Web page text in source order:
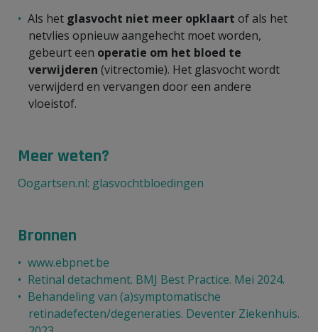
Als het glasvocht niet meer opklaart of als het
netvlies opnieuw aangehecht moet worden,
gebeurt een operatie om het bloed te
verwijderen (vitrectomie). Het glasvocht wordt
verwijderd en vervangen door een andere
vloeistof.
Meer weten?
Oogartsen.nl: glasvochtbloedingen
Bronnen
www.ebpnet.be
Retinal detachment. BMJ Best Practice. Mei 2024.
Behandeling van (a)symptomatische
retinadefecten/degeneraties. Deventer Ziekenhuis.